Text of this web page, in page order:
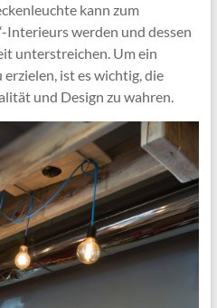
kann zum
Interieurs werden und dessen
unterstreichen. Um ein
ist es wichtig, die
und Design zu wahren.